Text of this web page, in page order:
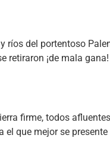
ríos del portentoso
retiraron ¡de mala
firme, todos
que mejor se presente